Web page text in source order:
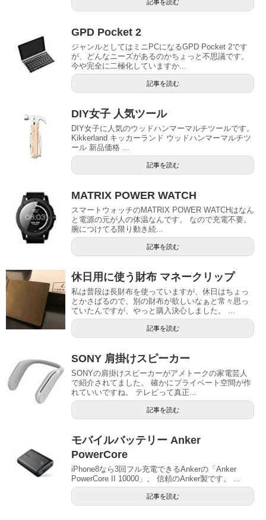
記事を読む
GPD Pocket 2
ジャンルとしてはミニPCになるGPD Pocket 2です
が、どんなニーズがあるのかちょっと不思議です。
今や完全に二極化していますか...
記事を読む
DIY女子 人気ツール
DIY女子に人気のウッドハンマーマルチツールです。
Kikkerland キッカーランド ウッドハンマーマルチツ
ール 新品価格 ...
記事を読む
MATRIX POWER WATCH
スマートウォッチのMATRIX POWER WATCHはなん
と電源の元が人の体温なんです。 なので充電不要。
腕につけてる限り動き続...
記事を読む
休日用に使う財布 マネークリップ
私は普段は長財布を使っていますが、休日はちょっ
とかさばるので、別の財布が欲しいなぁと常々思っ
ていたんですが、やっと購入決心しました。 ...
記事を読む
SONY 肩掛けスピーカー
SONYの肩掛けスピーカーがアメトークの家電芸人
で紹介されてました。 確かにプライベート空間が作
れていいですね。 テレビって真正...
記事を読む
モバイルバッテリー Anker
PowerCore
iPhone8なら3回フル充電できるAnkerの「Anker
PowerCore II 10000」。 信頼のAnker製です。 ...
記事を読む